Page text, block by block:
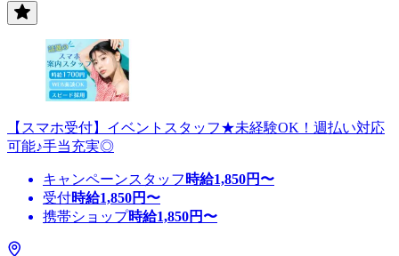
【スマホ受付】イベントスタッフ★未経験OK！週払い対応
可能♪手当充実◎
キャンペーンスタッフ 時給1,850円〜
受付時給1,850円〜
携帯ショップ時給1,850円〜